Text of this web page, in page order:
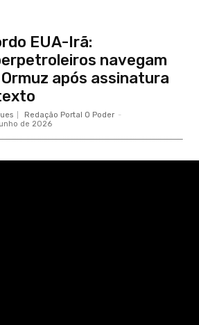
EUA-Irã:
navegam
após assinatura
Redação Portal O Poder -
de 2026